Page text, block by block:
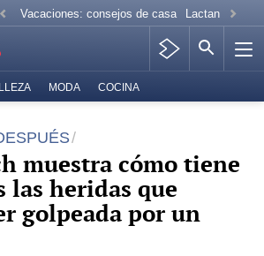
Vacaciones: consejos de casa Lactancia
MODA COCINA
muestra cómo tiene
las heridas que
golpeada por un